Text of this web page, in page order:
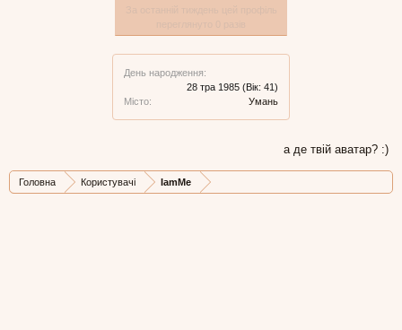
День народження:
28 тра 1985 (Вік: 41)
Місто:
Умань
а де твій аватар? :)
Головна Користувачі IamMe